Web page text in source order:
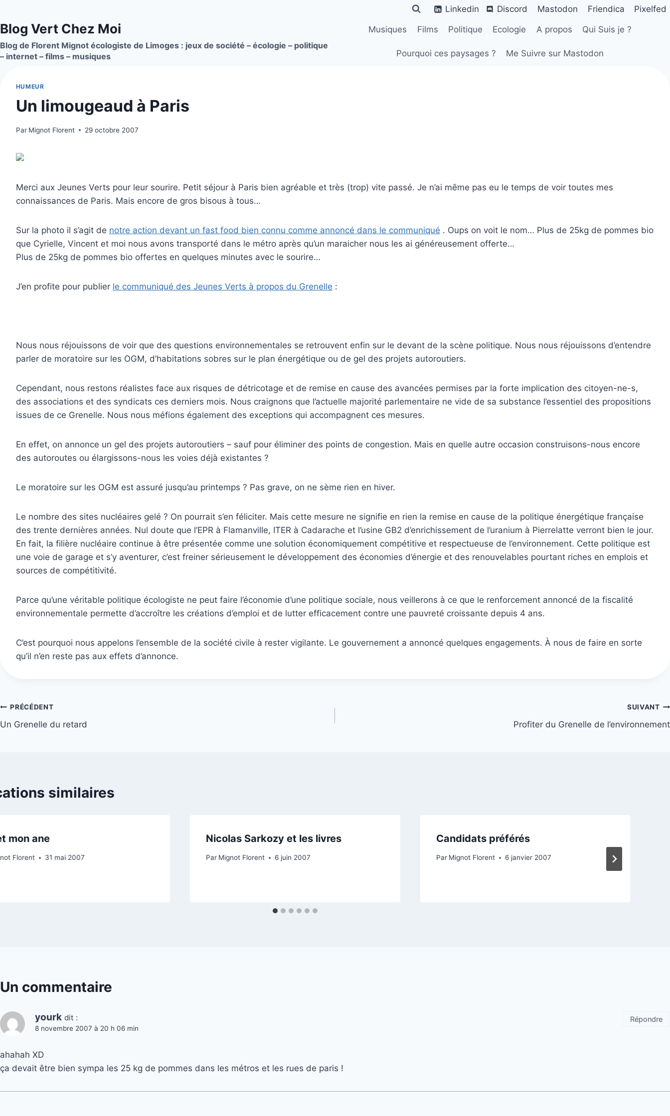
contenu
Linkedin Discord Mastodon Friendica Pixelfed
Blog Vert Chez Moi
Blog de Florent Mignot écologiste de Limoges : jeux de société – écologie – politique
– internet – films – musiques
Musiques Films Politique Ecologie A propos Qui Suis je ?
Pourquoi ces paysages ? Me Suivre sur Mastodon
HUMEUR
Un limougeaud à Paris
Par Mignot Florent 29 octobre 2007
Merci aux Jeunes Verts pour leur sourire. Petit séjour à Paris bien agréable et très (trop) vite passé. Je n’ai même pas eu le temps de voir toutes mes
connaissances de Paris. Mais encore de gros bisous à tous…
Sur la photo il s’agit de notre action devant un fast food bien connu comme annoncé dans le communiqué . Oups on voit le nom… Plus de 25kg de pommes bio
que Cyrielle, Vincent et moi nous avons transporté dans le métro après qu’un maraicher nous les ai généreusement offerte…
Plus de 25kg de pommes bio offertes en quelques minutes avec le sourire…
J’en profite pour publier le communiqué des Jeunes Verts à propos du Grenelle :
Nous nous réjouissons de voir que des questions environnementales se retrouvent enfin sur le devant de la scène politique. Nous nous réjouissons d’entendre
parler de moratoire sur les OGM, d’habitations sobres sur le plan énergétique ou de gel des projets autoroutiers.
Cependant, nous restons réalistes face aux risques de détricotage et de remise en cause des avancées permises par la forte implication des citoyen-ne-s,
des associations et des syndicats ces derniers mois. Nous craignons que l’actuelle majorité parlementaire ne vide de sa substance l’essentiel des propositions
issues de ce Grenelle. Nous nous méfions également des exceptions qui accompagnent ces mesures.
En effet, on annonce un gel des projets autoroutiers – sauf pour éliminer des points de congestion. Mais en quelle autre occasion construisons-nous encore
des autoroutes ou élargissons-nous les voies déjà existantes ?
Le moratoire sur les OGM est assuré jusqu’au printemps ? Pas grave, on ne sème rien en hiver.
Le nombre des sites nucléaires gelé ? On pourrait s’en féliciter. Mais cette mesure ne signifie en rien la remise en cause de la politique énergétique française
des trente dernières années. Nul doute que l’EPR à Flamanville, ITER à Cadarache et l’usine GB2 d’enrichissement de l’uranium à Pierrelatte verront bien le jour.
En fait, la filière nucléaire continue à être présentée comme une solution économiquement compétitive et respectueuse de l’environnement. Cette politique est
une voie de garage et s’y aventurer, c’est freiner sérieusement le développement des économies d’énergie et des renouvelables pourtant riches en emplois et
sources de compétitivité.
Parce qu’une véritable politique écologiste ne peut faire l’économie d’une politique sociale, nous veillerons à ce que le renforcement annoncé de la fiscalité
environnementale permette d’accroître les créations d’emploi et de lutter efficacement contre une pauvreté croissante depuis 4 ans.
C’est pourquoi nous appelons l’ensemble de la société civile à rester vigilante. Le gouvernement a annoncé quelques engagements. À nous de faire en sorte
qu’il n’en reste pas aux effets d’annonce.
Navigation
de
PRÉCÉDENT
Un Grenelle du retard
SUIVANT
Profiter du Grenelle de l’environnement
similaires
mon ane
Florent 31 mai 2007
Nicolas Sarkozy et les livres
Par Mignot Florent 6 juin 2007
Candidats préférés
Par Mignot Florent 6 janvier 2007
Un commentaire
yourk dit :
8 novembre 2007 à 20 h 06 min
ahahah XD
ça devait être bien sympa les 25 kg de pommes dans les métros et les rues de paris !
Répondre